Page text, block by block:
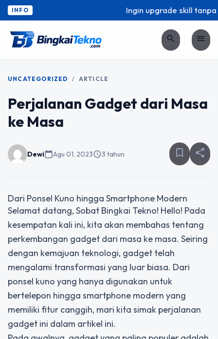
INFO Ingin upgrade skill tanpa
search menu
UNCATEGORIZED / ARTICLE
Perjalanan Gadget dari Masa
ke Masa
Dewicalendar_todayAgu 01, 2023schedule3 tahun bookmark_border share
Dari Ponsel Kuno hingga Smartphone Modern
Selamat datang, Sobat Bingkai Tekno! Hello! Pada
kesempatan kali ini, kita akan membahas tentang
perkembangan gadget dari masa ke masa. Seiring
dengan kemajuan teknologi, gadget telah
mengalami transformasi yang luar biasa. Dari
ponsel kuno yang hanya digunakan untuk
bertelepon hingga smartphone modern yang
memiliki fitur canggih, mari kita simak perjalanan
gadget ini dalam artikel ini.